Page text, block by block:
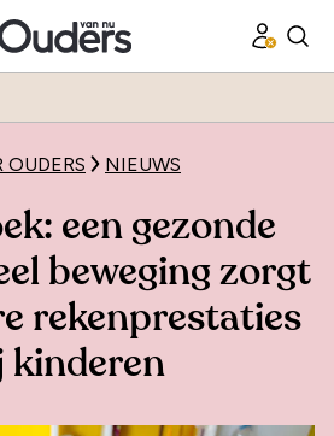
OUDERS NIEUWS
een gezonde
beweging zorgt
rekenprestaties
kinderen